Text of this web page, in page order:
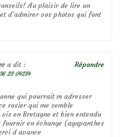
Au plaisir de lire un
d’admirer vos photos qui font
a dit :
23 04234
qui pourrait m adresser
rosier qui me semble
en Bretagne et bien entendu
en échange (agapanthes
d avance
Répondre